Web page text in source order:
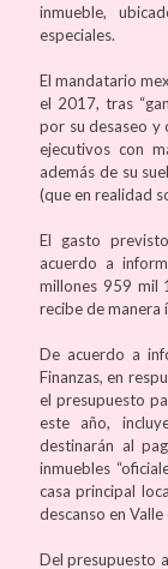
inmueble,
especiales.
El mandatario
el 2017, tras
por su desaseo y
ejecutivos con
además de su
(que en realidad
El gasto
acuerdo a
millones 959 mil
recibe de manera
De acuerdo a
Finanzas, en
el presupuesto
este año,
destinarán al
inmuebles
casa principal
descanso en
Del presupuesto